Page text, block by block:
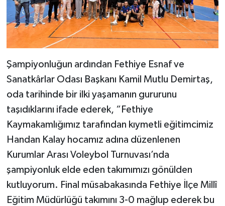
Şampiyonluğun ardından Fethiye Esnaf ve
Sanatkârlar Odası Başkanı Kamil Mutlu Demirtaş,
oda tarihinde bir ilki yaşamanın gururunu
taşıdıklarını ifade ederek, “Fethiye
Kaymakamlığımız tarafından kıymetli eğitimcimiz
Handan Kalay hocamız adına düzenlenen
Kurumlar Arası Voleybol Turnuvası’nda
şampiyonluk elde eden takımımızı gönülden
kutluyorum. Final müsabakasında Fethiye İlçe Millî
Eğitim Müdürlüğü takımını 3-0 mağlup ederek bu